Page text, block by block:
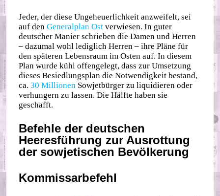
Jeder, der diese Ungeheuerlichkeit anzweifelt, sei
auf denGeneralplan Ost verwiesen. In guter
deutscher Manier schrieben die Damen und Herren
– dazumal wohl lediglich Herren – ihre Pläne für
den späteren Lebensraum im Osten auf. In diesem
Plan wurde kühl offengelegt, dass zur Umsetzung
dieses Besiedlungsplan die Notwendigkeit bestand,
ca.30 Millionen Sowjetbürger zu liquidieren oder
verhungern zu lassen. Die Hälfte haben sie
geschafft.
Befehle der deutschen
Heeresführung zur Ausrottung
der sowjetischen Bevölkerung
Kommissarbefehl